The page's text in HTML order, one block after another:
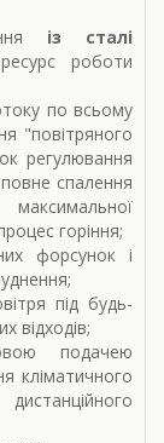
із сталі
роботи
по всьому
"повітряного
регулювання
спалення
горіння;
форсунок і
під будь-
відходів;
подачею
кліматичного